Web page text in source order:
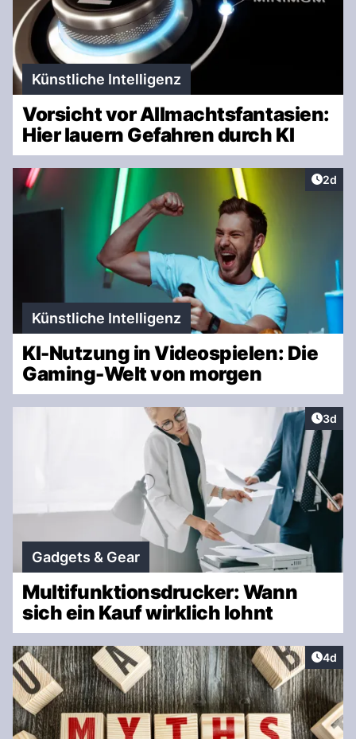
Künstliche Intelligenz
Vorsicht vor Allmachtsfantasien:
Hier lauern Gefahren durch KI
2d
Künstliche Intelligenz
KI-Nutzung in Videospielen: Die
Gaming-Welt von morgen
3d
Gadgets & Gear
Multifunktionsdrucker: Wann
sich ein Kauf wirklich lohnt
4d